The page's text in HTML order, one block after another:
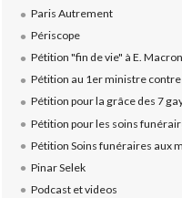
Paris Autrement
Périscope
Pétition "fin de vie" à E. Macron
Pétition au 1er ministre contre
Pétition pour la grâce des 7
Pétition pour les soins
Pétition Soins funéraires aux
Pinar Selek
Podcast et videos